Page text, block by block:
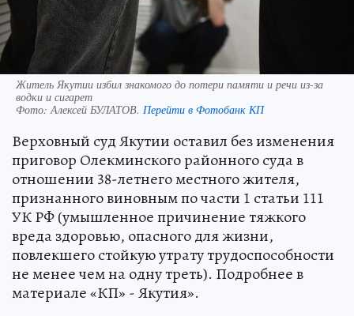
Житель Якутии избил знакомого до потери памяти и речи из-за
водки и сигарет
Фото:Алексей БУЛАТОВ. Перейти в Фотобанк КП
Верховный суд Якутии оставил без изменения
приговор Олекминского районного суда в
отношении 38-летнего местного жителя,
признанного виновным по части 1 статьи 111
УК РФ (умышленное причинение тяжкого
вреда здоровью, опасного для жизни,
повлекшего стойкую утрату трудоспособности
не менее чем на одну треть). Подробнее в
материале «КП» - Якутия».